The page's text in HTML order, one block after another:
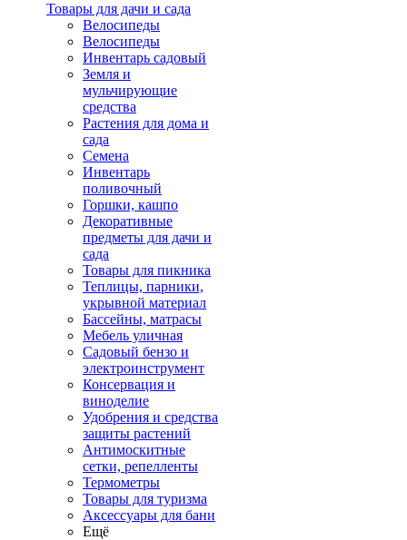
Товары для дачи и сада
Велосипеды
Велосипеды
Инвентарь садовый
Земля и
мульчирующие
средства
Растения для дома и
сада
Семена
Инвентарь
поливочный
Горшки, кашпо
Декоративные
предметы для дачи и
сада
Товары для пикника
Теплицы, парники,
укрывной материал
Бассейны, матрасы
Мебель уличная
Садовый бензо и
электроинструмент
Консервация и
виноделие
Удобрения и средства
защиты растений
Антимоскитные
сетки, репелленты
Термометры
Товары для туризма
Аксессуары для бани
Ещё